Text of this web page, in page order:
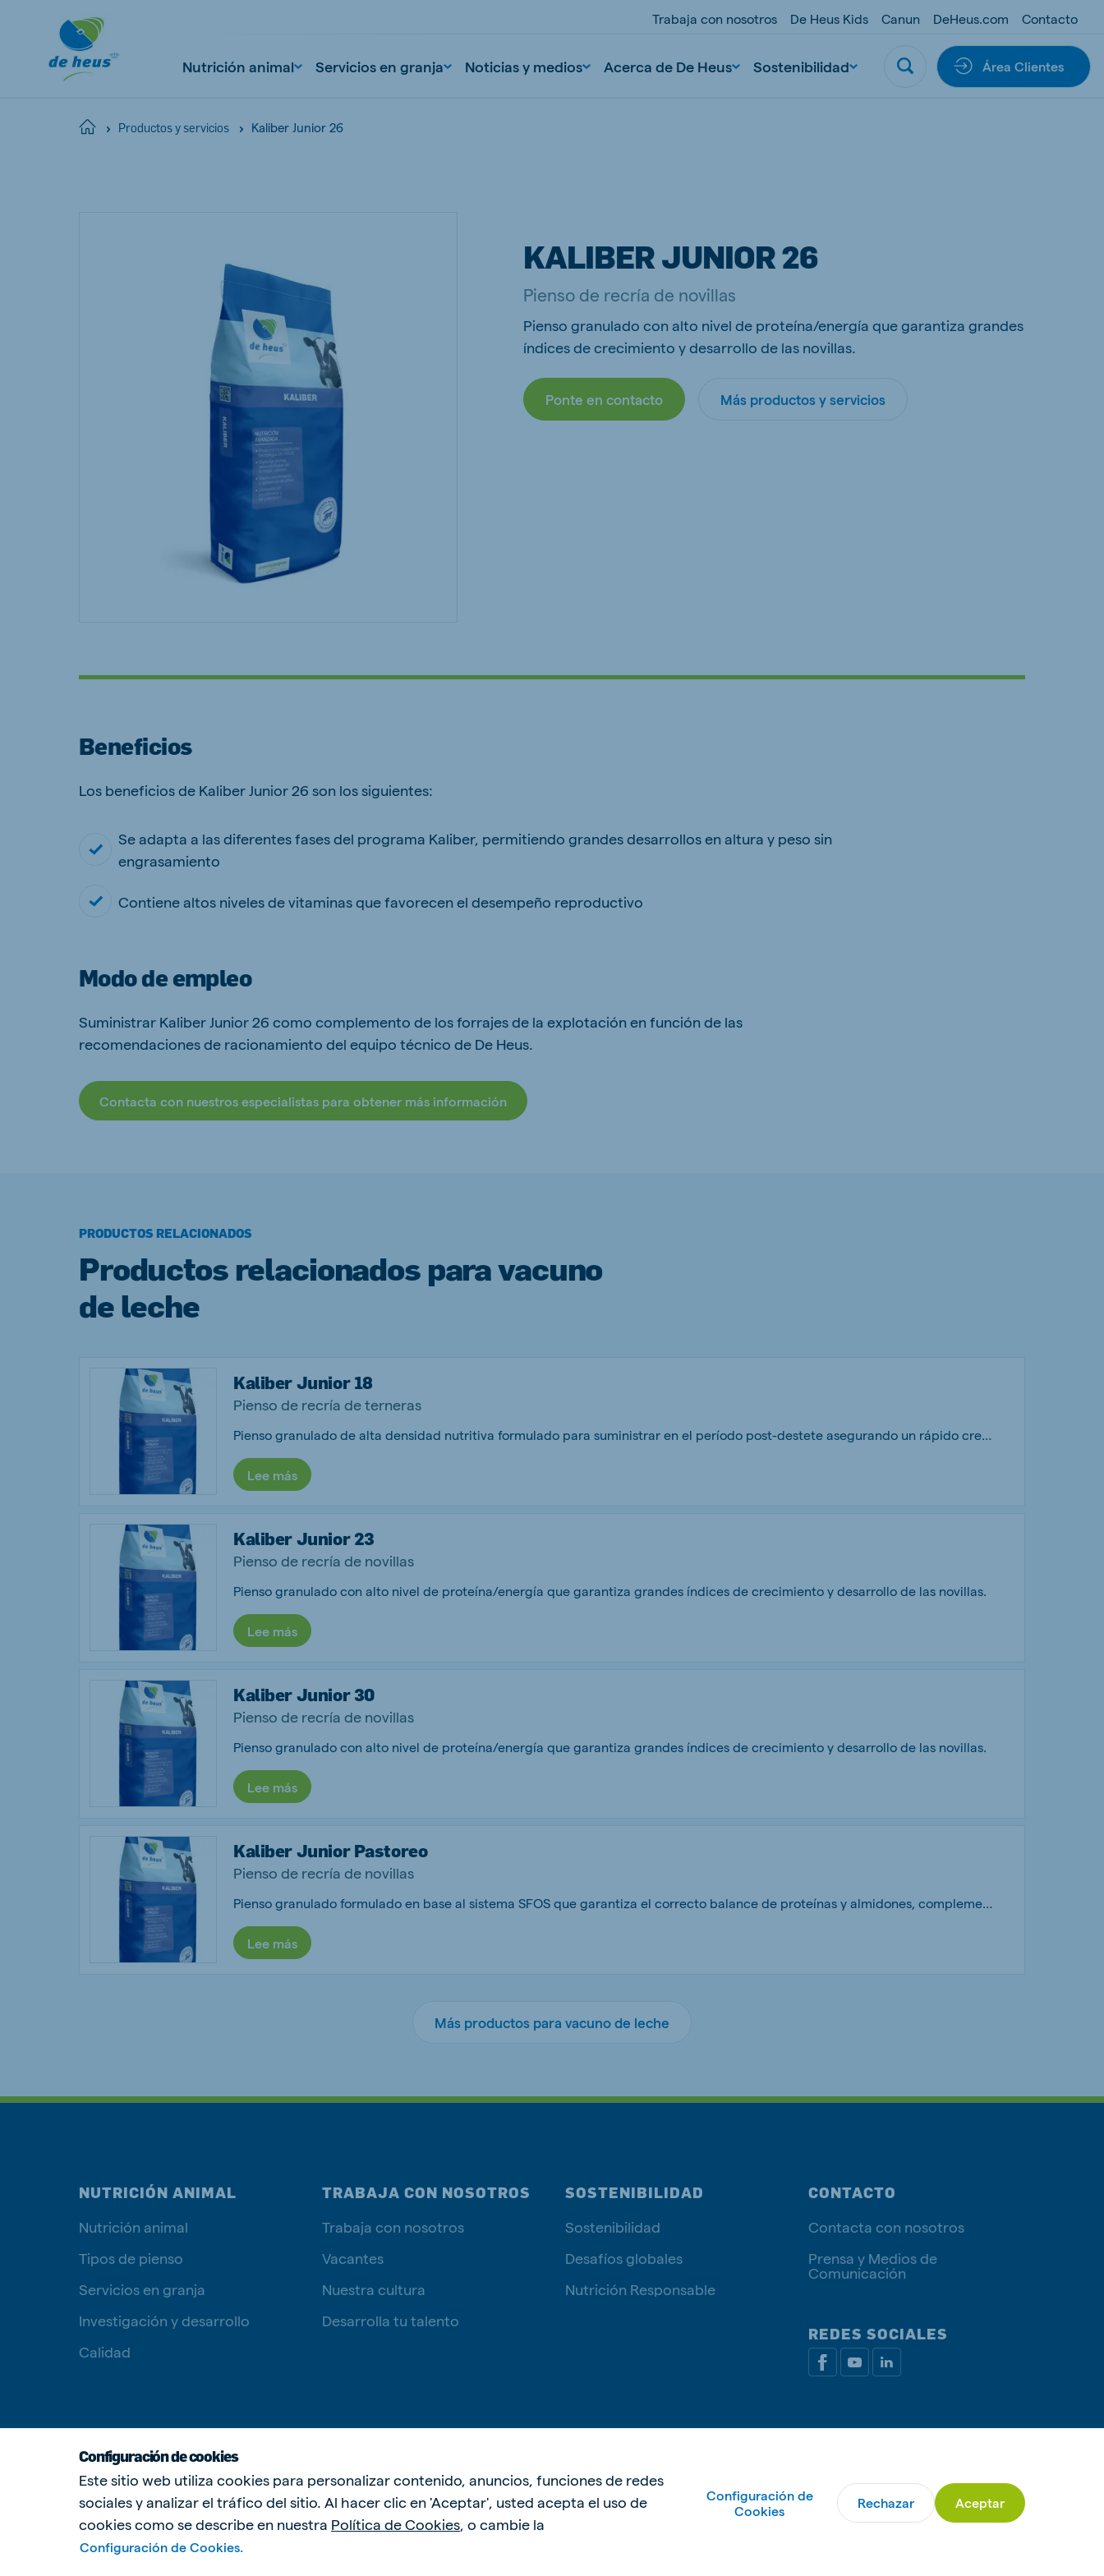
Trabaja con nosotros De Heus Kids Canun DeHeus.com Contacto
Nutrición animal Servicios en granja Noticias y medios Acerca de De Heus Sostenibilidad Área Clientes
Home Productos y servicios Kaliber Junior 26
KALIBER JUNIOR 26
Pienso de recría de novillas
Pienso granulado con alto nivel de proteína/energía que garantiza grandes
índices de crecimiento y desarrollo de las novillas.
Ponte en contacto Más productos y servicios
Beneficios
Los beneficios de Kaliber Junior 26 son los siguientes:
Se adapta a las diferentes fases del programa Kaliber, permitiendo grandes desarrollos en altura y peso sin
engrasamiento
Contiene altos niveles de vitaminas que favorecen el desempeño reproductivo
Modo de empleo
Suministrar Kaliber Junior 26 como complemento de los forrajes de la explotación en función de las
recomendaciones de racionamiento del equipo técnico de De Heus.
Contacta con nuestros especialistas para obtener más información
PRODUCTOS RELACIONADOS
Productos relacionados para vacuno
de leche
Kaliber Junior 18
Pienso de recría de terneras
Pienso granulado de alta densidad nutritiva formulado para suministrar en el período post-destete asegurando un rápido crecimiento y desarrollo de las terneras.
Lee más
Kaliber Junior 23
Pienso de recría de novillas
Pienso granulado con alto nivel de proteína/energía que garantiza grandes índices de crecimiento y desarrollo de las novillas.
Lee más
Kaliber Junior 30
Pienso de recría de novillas
Pienso granulado con alto nivel de proteína/energía que garantiza grandes índices de crecimiento y desarrollo de las novillas.
Lee más
Kaliber Junior Pastoreo
Pienso de recría de novillas
Pienso granulado formulado en base al sistema SFOS que garantiza el correcto balance de proteínas y almidones, complemento ideal de proteínas solubles del pasto.
Lee más
Más productos para vacuno de leche
NUTRICIÓN ANIMAL
Nutrición animal
Tipos de pienso
Servicios en granja
Investigación y desarrollo
Calidad
TRABAJA CON NOSOTROS
Trabaja con nosotros
Vacantes
Nuestra cultura
Desarrolla tu talento
SOSTENIBILIDAD
Sostenibilidad
Desafíos globales
Nutrición Responsable
CONTACTO
Contacta con nosotros
Prensa y Medios de
Comunicación
REDES SOCIALES
Política de privacidad
© De Heus Animal Nutrition
Poland
Polish
Portugal
Spain
Spanish
Serbia
Serbian
Slovakia
Slovak
Myanmar
Burmese
India
Portuguese
Ukraine (Koudijs)
Ukrainian
Russia (Koudijs)
Russian
English
Configuración de cookies
Este sitio web utiliza cookies para personalizar contenido, anuncios, funciones de redes
sociales y analizar el tráfico del sitio. Al hacer clic en 'Aceptar', usted acepta el uso de
cookies como se describe en nuestra Política de Cookies , o cambie la
Configuración de Cookies.
Configuración de
Cookies
Rechazar Aceptar